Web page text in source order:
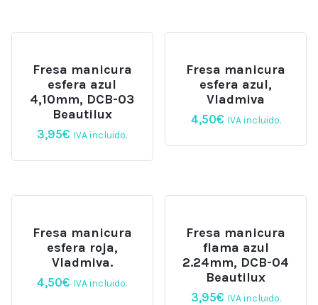
Fresa manicura
esfera azul
4,10mm, DCB-03
Beautilux
3,95€ IVA incluido.
Fresa manicura
esfera azul,
Vladmiva
4,50€ IVA incluido.
Fresa manicura
esfera roja,
Vladmiva.
4,50€ IVA incluido.
Fresa manicura
flama azul
2.24mm, DCB-04
Beautilux
3,95€ IVA incluido.